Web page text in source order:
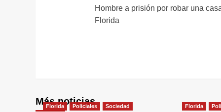
de
Hombre a prisión por robar una
Florida
Más noticias
Florida Policiales Sociedad Florida